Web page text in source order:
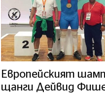
Европейският
щанги Дейвид